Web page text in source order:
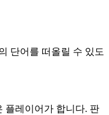
단어를 떠올릴 수 있도
플레이어가 합니다. 판